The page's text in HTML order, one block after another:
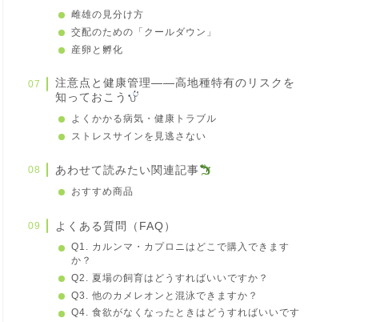
雌雄の見分け方
交配のための「クールダウン」
産卵と孵化
注意点と健康管理——高地種特有のリスクを
知っておこう
よくかかる病気・健康トラブル
ストレスサインを見逃さない
あわせて読みたい関連記事
おすすめ商品
よくある質問（FAQ）
Q1. カルンマ・カプロニはどこで購入できます
か？
Q2. 夏場の飼育はどうすればいいですか？
Q3. 他のカメレオンと混泳できますか？
Q4. 食欲がなくなったときはどうすればいいです